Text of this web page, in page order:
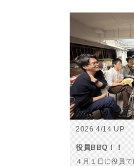
2026 4/14 UP
役員BBQ！！
４月１日に役員